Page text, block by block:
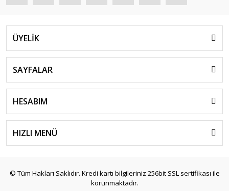
ÜYELİK
SAYFALAR
HESABIM
HIZLI MENÜ
© Tüm Hakları Saklıdır. Kredi kartı bilgileriniz 256bit SSL sertifikası ile
korunmaktadır.